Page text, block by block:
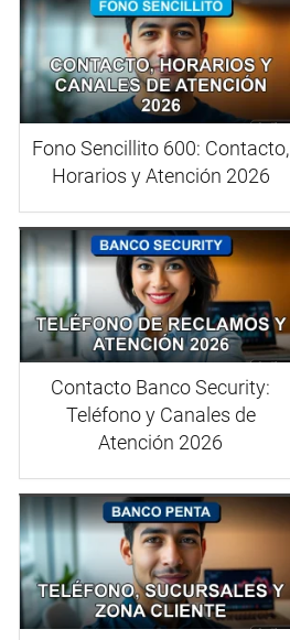
Fono Sencillito 600: Contacto,
Horarios y Atención 2026
Contacto Banco Security:
Teléfono y Canales de
Atención 2026